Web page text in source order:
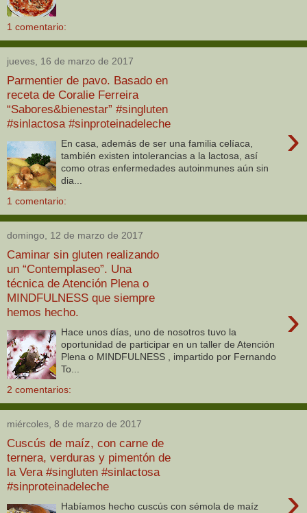
1 comentario:
jueves, 16 de marzo de 2017
Parmentier de pavo. Basado en
receta de Coralie Ferreira
“Sabores&bienestar” #singluten
#sinlactosa #sinproteinadeleche
›
En casa, además de ser una familia celíaca,
también existen intolerancias a la lactosa, así
como otras enfermedades autoinmunes aún sin
dia...
1 comentario:
domingo, 12 de marzo de 2017
Caminar sin gluten realizando
un “Contemplaseo”. Una
técnica de Atención Plena o
MINDFULNESS que siempre
hemos hecho.
›
Hace unos días, uno de nosotros tuvo la
oportunidad de participar en un taller de Atención
Plena o MINDFULNESS , impartido por Fernando
To...
2 comentarios:
miércoles, 8 de marzo de 2017
Cuscús de maíz, con carne de
ternera, verduras y pimentón de
la Vera #singluten #sinlactosa
#sinproteinadeleche
›
Habíamos hecho cuscús con sémola de maíz